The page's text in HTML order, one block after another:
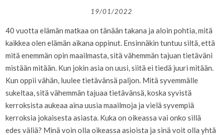
19/01/2022
40 vuotta elämän matkaa on tänään takana ja aloin pohtia, mitä
kaikkea olen elämän aikana oppinut. Ensinnäkin tuntuu siltä, että
mitä enemmän opin maailmasta, sitä vähemmän tajuan tietäväni
mistään mitään. Kun jokin asia on uusi, siitä ei tiedä juuri mitään.
Kun oppii vähän, luulee tietävänsä paljon. Mitä syvemmälle
sukeltaa, sitä vähemmän tajuaa tietävänsä, koska syvistä
kerroksista aukeaa aina uusia maailmoja ja vielä syvempiä
kerroksia jokaisesta asiasta. Kuka on oikeassa vai onko sillä
edes väliä? Minä voin olla oikeassa asioista ja sinä voit olla yhtä